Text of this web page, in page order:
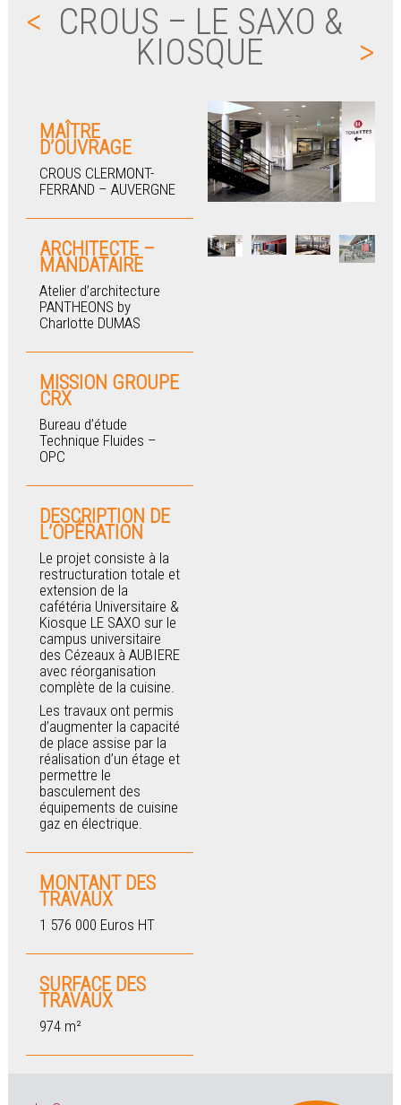
< CROUS – LE SAXO &
KIOSQUE >
MAÎTRE
D’OUVRAGE
CROUS CLERMONT-
FERRAND – AUVERGNE
ARCHITECTE –
MANDATAIRE
Atelier d’architecture
PANTHEONS by
Charlotte DUMAS
MISSION GROUPE
CRX
Bureau d’étude
Technique Fluides –
OPC
DESCRIPTION DE
L’OPÉRATION
Le projet consiste à la
restructuration totale et
extension de la
cafétéria Universitaire &
Kiosque LE SAXO sur le
campus universitaire
des Cézeaux à AUBIERE
avec réorganisation
complète de la cuisine.
Les travaux ont permis
d’augmenter la capacité
de place assise par la
réalisation d’un étage et
permettre le
basculement des
équipements de cuisine
gaz en électrique.
MONTANT DES
TRAVAUX
1 576 000 Euros HT
SURFACE DES
TRAVAUX
974 m²